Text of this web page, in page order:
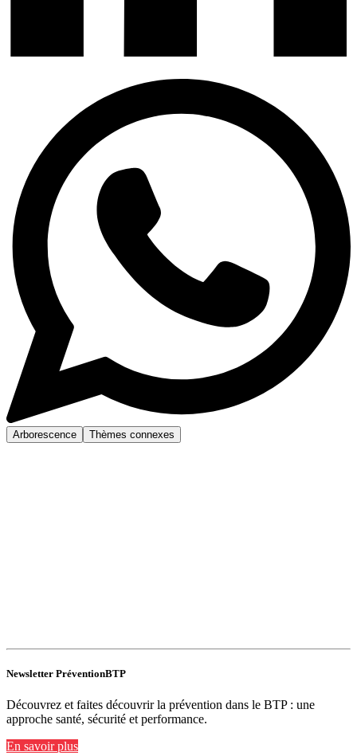
Arborescence Thèmes connexes
Newsletter PréventionBTP
Découvrez et faites découvrir la prévention dans le BTP : une
approche santé, sécurité et performance.
En savoir plus